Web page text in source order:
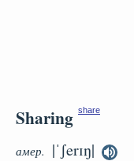
Sharing share
амер. |ˈʃerɪŋ|